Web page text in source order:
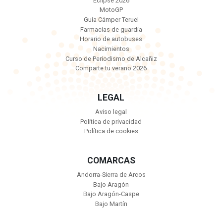
MotoGP
Guía Cámper Teruel
Farmacias de guardia
Horario de autobuses
Nacimientos
Curso de Periodismo de Alcañiz
Comparte tu verano 2026
LEGAL
Aviso legal
Política de privacidad
Política de cookies
COMARCAS
Andorra-Sierra de Arcos
Bajo Aragón
Bajo Aragón-Caspe
Bajo Martín